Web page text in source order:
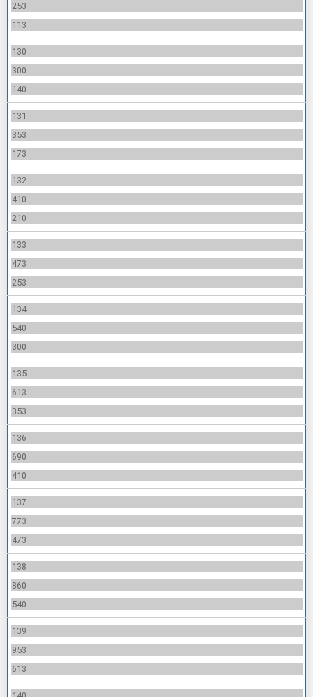
253
113
130
300
140
131
353
173
132
410
210
133
473
253
134
540
300
135
613
353
136
690
410
137
773
473
138
860
540
139
953
613